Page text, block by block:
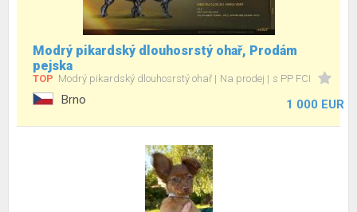
Modrý pikardský dlouhosrstý ohař, Prodám
pejska
TOP Modrý pikardský dlouhosrstý ohař Na prodej s PP FCI
Brno 1 000 EUR